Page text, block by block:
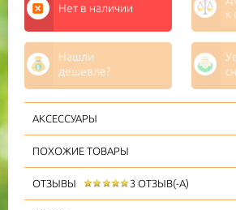
Нет в наличии
к
Нашли
дешевле?
АКСЕССУАРЫ
ПОХОЖИЕ ТОВАРЫ
ОТЗЫВЫ 3 ОТЗЫВ(-А)